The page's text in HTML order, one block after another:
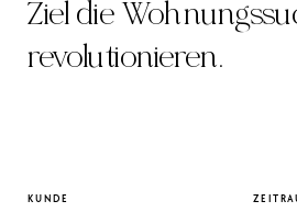
Ziel die
revolutionieren.
KUNDE